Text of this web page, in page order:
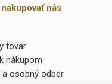
nás
tovar
nákupom
a osobný odber